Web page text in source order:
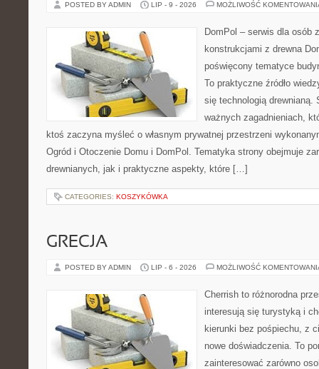
POSTED BY ADMIN LIP - 9 - 2026 MOŻLIWOŚĆ
DomPol – serwis dla osób
konstrukcjami z drewna
poświęcony tematyce
To praktyczne źródło
się technologią drewnianą.
ważnych zagadnieniach,
ktoś zaczyna myśleć o własnym prywatnej przestrzeni
Ogród i Otoczenie Domu i DomPol. Tematyka strony obejmuje
drewnianych, jak i praktyczne aspekty, które […]
CATEGORIES: KOSZYKÓWKA
GRECJA
POSTED BY ADMIN LIP - 6 - 2026 MOŻLIWOŚĆ
Cherrish to różnorodna
interesują się turystyką i
kierunki bez pośpiechu, z
nowe doświadczenia. To
zainteresować zarówno